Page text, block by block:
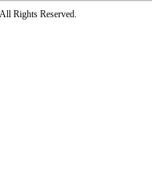
Rights Reserved.